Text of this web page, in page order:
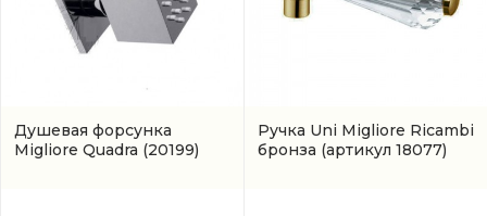
Душевая форсунка
Migliore Quadra (20199)
Ручка Uni Migliore Ricambi
бронза (артикул 18077)